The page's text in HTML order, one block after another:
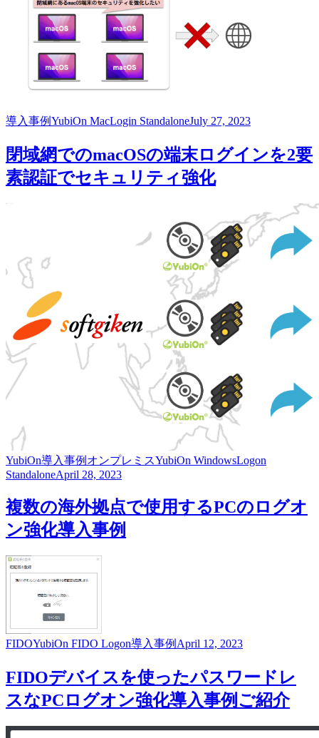
導入事例YubiOn MacLogin StandaloneJuly 27, 2023
閉域網でのmacOSの端末ログインを2要
素認証でセキュリティ強化
YubiOn導入事例 オンプレミスYubiOn WindowsLogon
StandaloneApril 28, 2023
複数の海外拠点で使用するPCのログオ
ン強化導入事例
FIDOYubiOn FIDO Logon導入事例 April 12, 2023
FIDOデバイスを使ったパスワードレ
スなPCログオン強化導入事例ご紹介